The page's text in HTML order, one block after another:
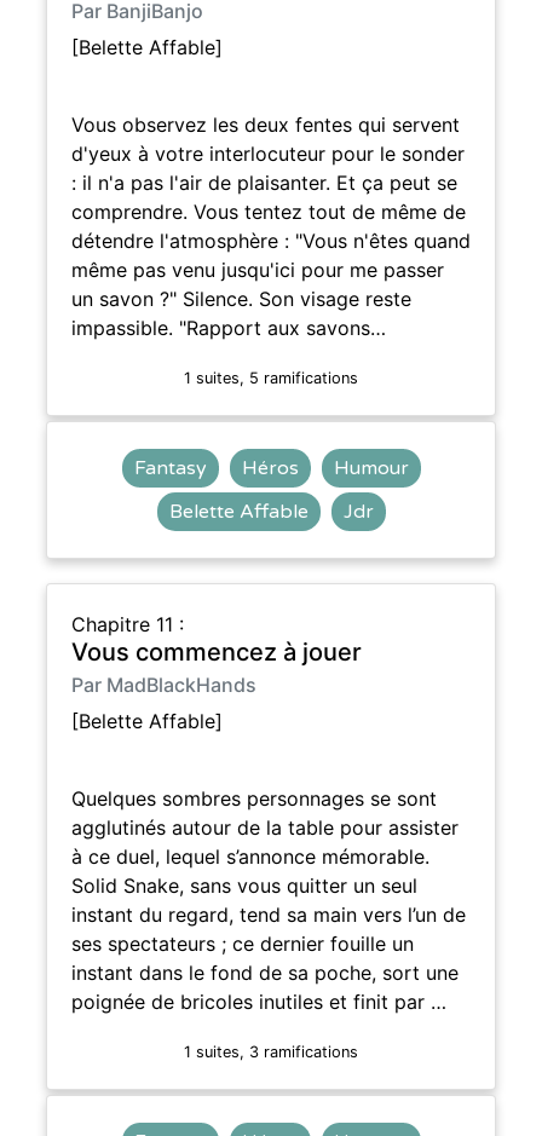
Par BanjiBanjo
[Belette Affable]
Vous observez les deux fentes qui servent
d'yeux à votre interlocuteur pour le sonder
: il n'a pas l'air de plaisanter. Et ça peut se
comprendre. Vous tentez tout de même de
détendre l'atmosphère : "Vous n'êtes quand
même pas venu jusqu'ici pour me passer
un savon ?" Silence. Son visage reste
impassible. "Rapport aux savons…
1 suites, 5 ramifications
Fantasy Héros
Humour
Belette Affable
Jdr
Chapitre 11 :
Vous commencez à jouer
Par MadBlackHands
[Belette Affable]
Quelques sombres personnages se sont
agglutinés autour de la table pour assister
à ce duel, lequel s’annonce mémorable.
Solid Snake, sans vous quitter un seul
instant du regard, tend sa main vers l’un de
ses spectateurs ; ce dernier fouille un
instant dans le fond de sa poche, sort une
poignée de bricoles inutiles et finit par …
1 suites, 3 ramifications